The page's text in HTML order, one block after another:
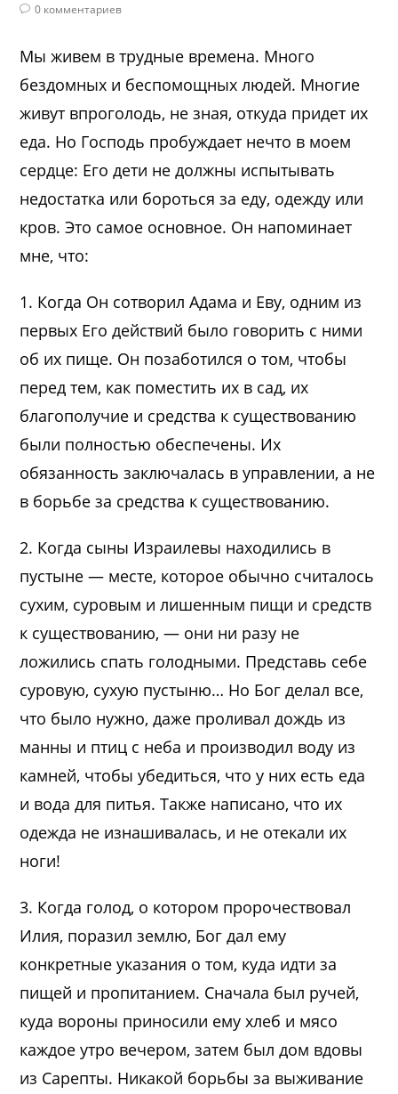
0 комментариев
Мы живем в трудные времена. Много
бездомных и беспомощных людей. Многие
живут впроголодь, не зная, откуда придет их
еда. Но Господь пробуждает нечто в моем
сердце: Его дети не должны испытывать
недостатка или бороться за еду, одежду или
кров. Это самое основное. Он напоминает
мне, что:
1. Когда Он сотворил Адама и Еву, одним из
первых Его действий было говорить с ними
об их пище. Он позаботился о том, чтобы
перед тем, как поместить их в сад, их
благополучие и средства к существованию
были полностью обеспечены. Их
обязанность заключалась в управлении, а не
в борьбе за средства к существованию.
2. Когда сыны Израилевы находились в
пустыне — месте, которое обычно считалось
сухим, суровым и лишенным пищи и средств
к существованию, — они ни разу не
ложились спать голодными. Представь себе
суровую, сухую пустыню… Но Бог делал все,
что было нужно, даже проливал дождь из
манны и птиц с неба и производил воду из
камней, чтобы убедиться, что у них есть еда
и вода для питья. Также написано, что их
одежда не изнашивалась, и не отекали их
ноги!
3. Когда голод, о котором пророчествовал
Илия, поразил землю, Бог дал ему
конкретные указания о том, куда идти за
пищей и пропитанием. Сначала был ручей,
куда вороны приносили ему хлеб и мясо
каждое утро вечером, затем был дом вдовы
из Сарепты. Никакой борьбы за выживание